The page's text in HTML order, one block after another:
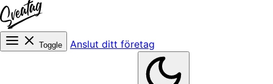
Toggle Anslut ditt företag